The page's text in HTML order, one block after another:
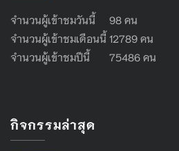
จำนวนผู้เข้าชมวันนี้ 98 คน
จำนวนผู้เข้าชมเดือนนี้ 12789 คน
จำนวนผู้เข้าชมปีนี้ 75486 คน
กิจกรรมล่าสุด